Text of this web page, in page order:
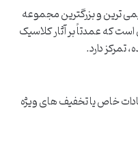
ترین و بزرگترین مجموعه
است که عمدتاً بر آثار کلاسیک
دارد.
خاص یا تخفیف های ویژه